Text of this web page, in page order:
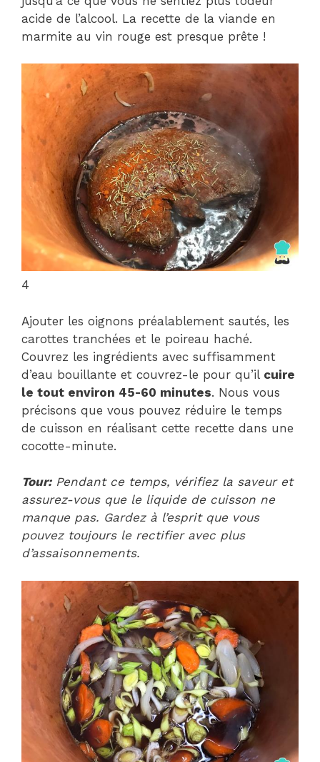
acide de l’alcool. La recette de la viande en
marmite au vin rouge est presque prête !
4
Ajouter les oignons préalablement sautés, les
carottes tranchées et le poireau haché.
Couvrez les ingrédients avec suffisamment
d’eau bouillante et couvrez-le pour qu’il cuire
le tout environ 45-60 minutes. Nous vous
précisons que vous pouvez réduire le temps
de cuisson en réalisant cette recette dans une
cocotte-minute.
Tour:Pendant ce temps, vérifiez la saveur et
assurez-vous que le liquide de cuisson ne
manque pas. Gardez à l’esprit que vous
pouvez toujours le rectifier avec plus
d’assaisonnements.